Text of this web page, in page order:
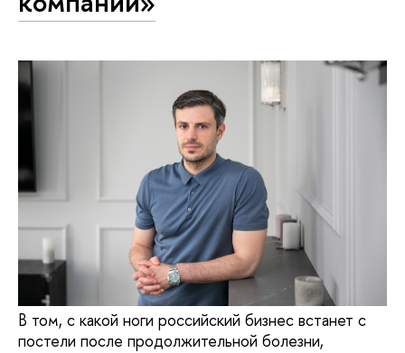
В том, с какой ноги российский бизнес встанет с
постели после продолжительной болезни,